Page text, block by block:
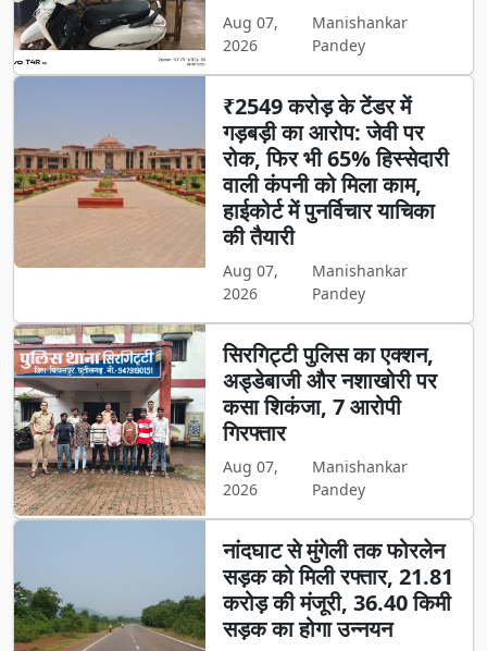
Aug 07,
2026
Manishankar
Pandey
₹2549 करोड़ के टेंडर में
गड़बड़ी का आरोप: जेवी पर
रोक, फिर भी 65% हिस्सेदारी
वाली कंपनी को मिला काम,
हाईकोर्ट में पुनर्विचार याचिका
की तैयारी
Aug 07,
2026
Manishankar
Pandey
सिरगिट्टी पुलिस का एक्शन,
अड्डेबाजी और नशाखोरी पर
कसा शिकंजा, 7 आरोपी
गिरफ्तार
Aug 07,
2026
Manishankar
Pandey
नांदघाट से मुंगेली तक फोरलेन
सड़क को मिली रफ्तार, 21.81
करोड़ की मंजूरी, 36.40 किमी
सड़क का होगा उन्नयन